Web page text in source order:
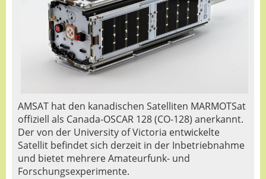
AMSAT hat den kanadischen Satelliten MARMOTSat
offiziell als Canada-OSCAR 128 (CO-128) anerkannt.
Der von der University of Victoria entwickelte
Satellit befindet sich derzeit in der Inbetriebnahme
und bietet mehrere Amateurfunk- und
Forschungsexperimente.